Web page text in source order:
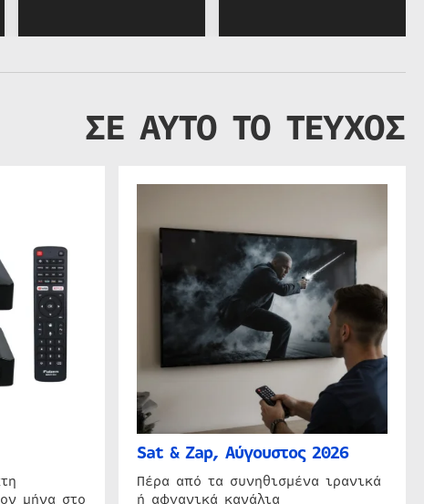
ΣΕ ΑΥΤΟ ΤΟ ΤΕΥΧΟΣ
μήνα στο
Sat & Zap, Αύγουστος 2026
Πέρα από τα συνηθισμένα ιρανικά
ή αφγανικά κανάλια